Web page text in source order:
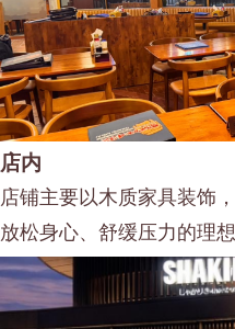
店内
店铺主要以木质家具装饰
放松身心、舒缓压力的理想